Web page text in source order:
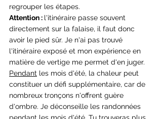
regrouper les étapes.
Attention : l'itinéraire passe souvent
directement sur la falaise, il faut donc
avoir le pied sûr. Je n'ai pas trouvé
l'itinéraire exposé et mon expérience en
matière de vertige me permet d'en juger.
Pendant les mois d'été, la chaleur peut
constituer un défi supplémentaire, car de
nombreux tronçons n'offrent guère
d'ombre. Je déconseille les randonnées